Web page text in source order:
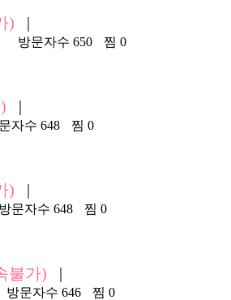
) |
방문자수 650
찜 0
|
자수 648
찜 0
) |
방문자수 648
찜 0
불가) |
방문자수 646
찜 0